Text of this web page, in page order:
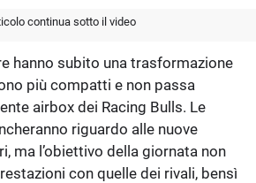
continua sotto il video
hanno subito una trasformazione
più compatti e non passa
airbox dei Racing Bulls. Le
riguardo alle nuove
ma l’obiettivo della giornata non
con quelle dei rivali, bensì